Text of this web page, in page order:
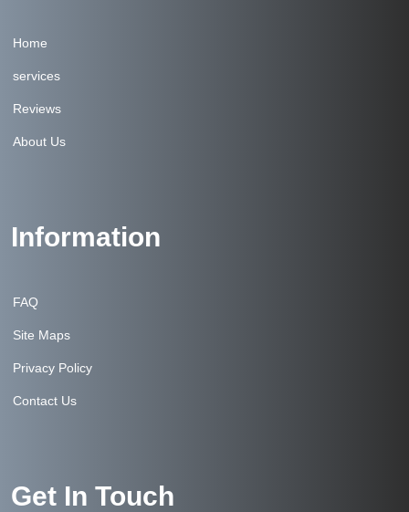
Home
services
Reviews
About Us
Information
FAQ
Site Maps
Privacy Policy
Contact Us
Get In Touch